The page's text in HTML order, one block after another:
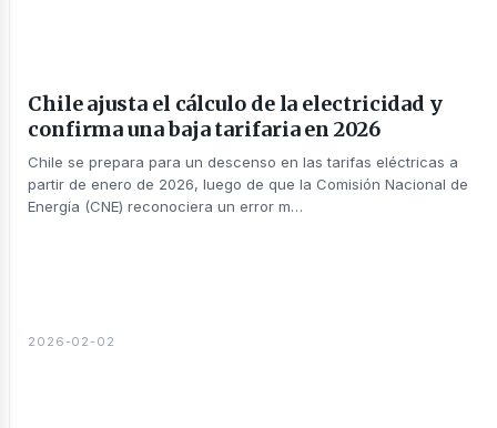
Chile ajusta el cálculo de la electricidad y
confirma una baja tarifaria en 2026
Chile se prepara para un descenso en las tarifas eléctricas a
partir de enero de 2026, luego de que la Comisión Nacional de
Energía (CNE) reconociera un error m…
2026-02-02